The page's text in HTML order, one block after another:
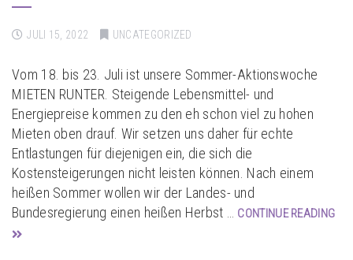
JULI 15, 2022 UNCATEGORIZED
Vom 18. bis 23. Juli ist unsere Sommer-Aktionswoche
MIETEN RUNTER. Steigende Lebensmittel- und
Energiepreise kommen zu den eh schon viel zu hohen
Mieten oben drauf. Wir setzen uns daher für echte
Entlastungen für diejenigen ein, die sich die
Kostensteigerungen nicht leisten können. Nach einem
heißen Sommer wollen wir der Landes- und
Bundesregierung einen heißen Herbst …
CONTINUE READING